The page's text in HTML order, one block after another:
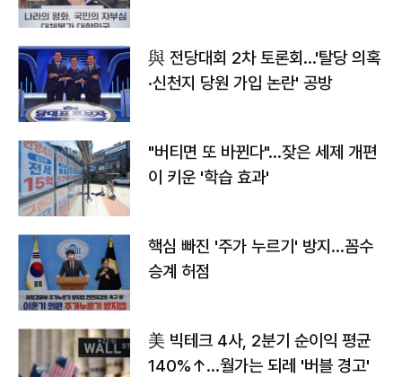
與 전당대회 2차 토론회…'탈당 의혹
·신천지 당원 가입 논란' 공방
"버티면 또 바뀐다"…잦은 세제 개편
이 키운 '학습 효과'
핵심 빠진 '주가 누르기' 방지…꼼수
승계 허점
美 빅테크 4사, 2분기 순이익 평균
140%↑…월가는 되레 '버블 경고'